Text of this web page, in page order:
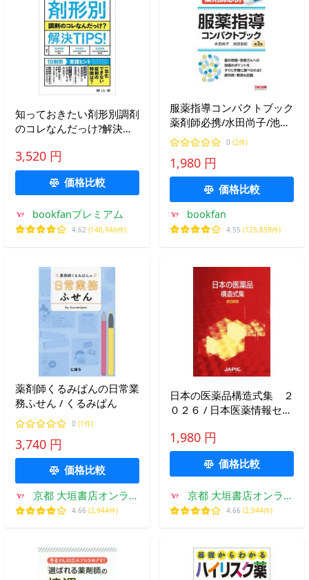
知っておきたい剤形別調剤
のコレなんだっけ?解決
吉田直樹
3,520 円
価格比較
bookfanプレミアム
4.62 (140,946件)
服薬指導コンパクトブック
薬剤師必携/水田尚子/池田
由紀
0 (2件)
1,980 円
価格比較
bookfan
4.55 (125,859件)
薬剤師くるみぱんの日常業
務ふせん / くるみぱん
0 (1件)
3,740 円
価格比較
京都 大垣書店オンライ
ン
4.66 (2,944件)
日本の医薬品構造式集 ２
０２６ / 日本医薬情報セン
1,980 円
価格比較
京都 大垣書店オンライ
ン
4.66 (2,944件)